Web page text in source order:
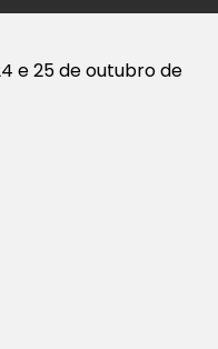
e 25 de outubro de